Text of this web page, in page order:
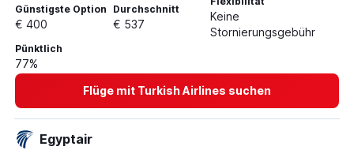
Günstigste Option
€ 400
Durchschnitt
€ 537
Keine
Stornierungsgebühr
Pünktlich
77%
Flüge mit Turkish Airlines suchen
Egyptair